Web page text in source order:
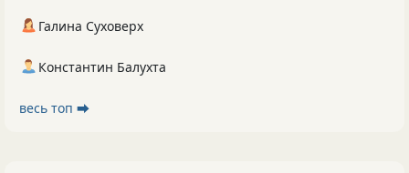
Галина Суховерх
Константин Балухта
весь топ ⮕